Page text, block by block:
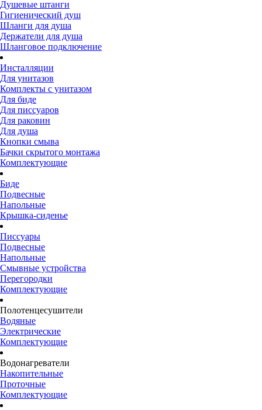
Душевые штанги
Гигиенический душ
Шланги для душа
Держатели для душа
Шланговое подключение
Инсталляции
Для унитазов
Комплекты с унитазом
Для биде
Для писсуаров
Для раковин
Для душа
Кнопки смыва
Бачки скрытого монтажа
Комплектующие
Биде
Подвесные
Напольные
Крышка-сиденье
Писсуары
Подвесные
Напольные
Смывные устройства
Перегородки
Комплектующие
Полотенцесушители
Водяные
Электрические
Комплектующие
Водонагреватели
Накопительные
Проточные
Комплектующие